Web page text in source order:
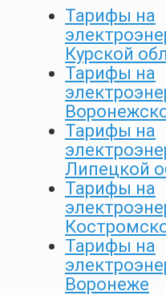
Тарифы на
Курской
Тарифы на
Тарифы на
Липецкой
Тарифы на
Тарифы на
Воронеже